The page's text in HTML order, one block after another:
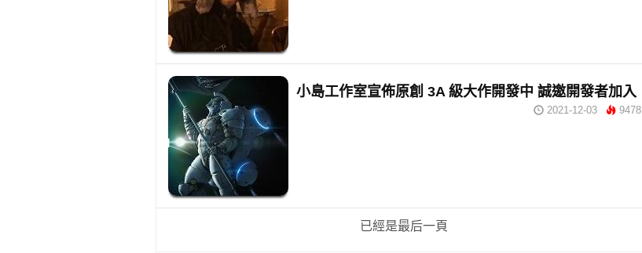
小島工作室宣佈原創 3A 級大作開發中 誠邀開發者加入
2021-12-03 9478
已經是最后一頁